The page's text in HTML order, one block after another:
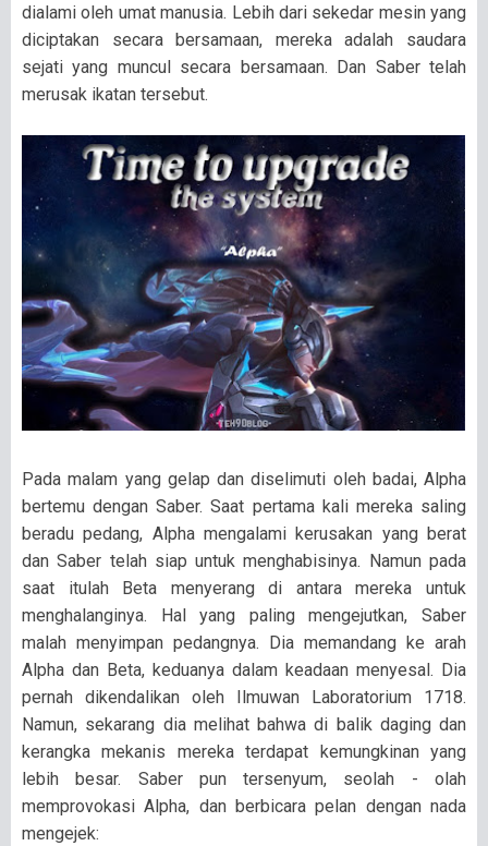
dialami oleh umat manusia. Lebih dari sekedar mesin yang
diciptakan secara bersamaan, mereka adalah saudara
sejati yang muncul secara bersamaan. Dan Saber telah
merusak ikatan tersebut.
Pada malam yang gelap dan diselimuti oleh badai, Alpha
bertemu dengan Saber. Saat pertama kali mereka saling
beradu pedang, Alpha mengalami kerusakan yang berat
dan Saber telah siap untuk menghabisinya. Namun pada
saat itulah Beta menyerang di antara mereka untuk
menghalanginya. Hal yang paling mengejutkan, Saber
malah menyimpan pedangnya. Dia memandang ke arah
Alpha dan Beta, keduanya dalam keadaan menyesal. Dia
pernah dikendalikan oleh Ilmuwan Laboratorium 1718.
Namun, sekarang dia melihat bahwa di balik daging dan
kerangka mekanis mereka terdapat kemungkinan yang
lebih besar. Saber pun tersenyum, seolah - olah
memprovokasi Alpha, dan berbicara pelan dengan nada
mengejek: